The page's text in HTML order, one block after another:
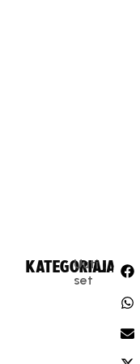
KATEGORIA:
Uuti
set
JAA: